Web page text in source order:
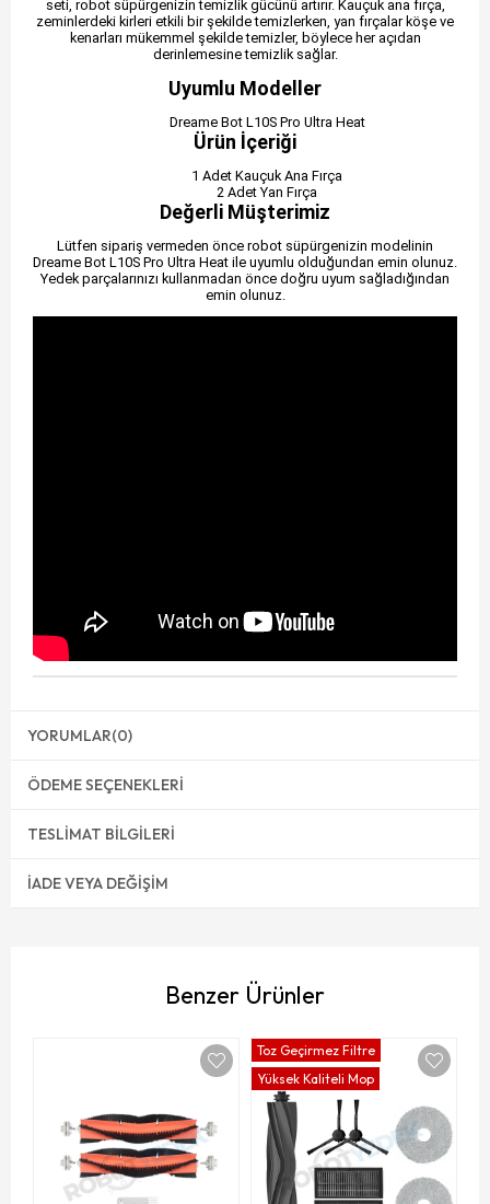
seti, robot süpürgenizin temizlik gücünü artırır. Kauçuk ana fırça,
zeminlerdeki kirleri etkili bir şekilde temizlerken, yan fırçalar köşe ve
kenarları mükemmel şekilde temizler, böylece her açıdan
derinlemesine temizlik sağlar.
Uyumlu Modeller
Dreame Bot L10S Pro Ultra Heat
Ürün İçeriği
1 Adet Kauçuk Ana Fırça
2 Adet Yan Fırça
Değerli Müşterimiz
Lütfen sipariş vermeden önce robot süpürgenizin modelinin
Dreame Bot L10S Pro Ultra Heat ile uyumlu olduğundan emin olunuz.
Yedek parçalarınızı kullanmadan önce doğru uyum sağladığından
emin olunuz.
YORUMLAR(0)
ÖDEME SEÇENEKLERI
TESLIMAT BILGILERI
İADE VEYA DEĞIŞIM
Benzer Ürünler
Toz Geçirmez Filtre
Yüksek Kaliteli Mop